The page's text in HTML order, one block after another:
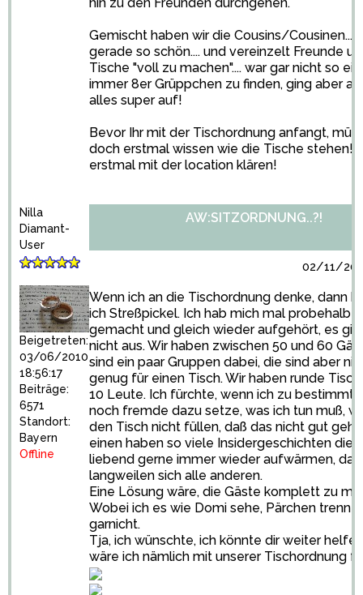
Gemischt haben wir die Cousins/Cousinen...
gerade so schön.... und vereinzelt Freunde
Tische "voll zu machen".... war gar nicht so
immer 8er Grüppchen zu finden, ging aber
alles super auf!
Bevor Ihr mit der Tischordnung anfangt,
doch erstmal wissen wie die Tische stehen!
erstmal mit der location klären!
Nilla
Diamant-
User
Beigetreten:
03/06/2010
18:56:17
Beiträge:
6571
Standort:
Bayern
Offline
AW:SITZORDNUNG..?!
02/11/
Wenn ich an die Tischordnung denke, dann
ich Streßpickel. Ich hab mich mal
gemacht und gleich wieder aufgehört, es
nicht aus. Wir haben zwischen 50 und 60
sind ein paar Gruppen dabei, die sind aber
genug für einen Tisch. Wir haben runde
10 Leute. Ich fürchte, wenn ich zu
noch fremde dazu setze, was ich tun muß,
den Tisch nicht füllen, daß das nicht gut
einen haben so viele Insidergeschichten die
liebend gerne immer wieder aufwärmen, da
langweilen sich alle anderen.
Eine Lösung wäre, die Gäste komplett zu
Wobei ich es wie Domi sehe, Pärchen
garnicht.
Tja, ich wünschte, ich könnte dir weiter
wäre ich nämlich mit unserer Tischordnung